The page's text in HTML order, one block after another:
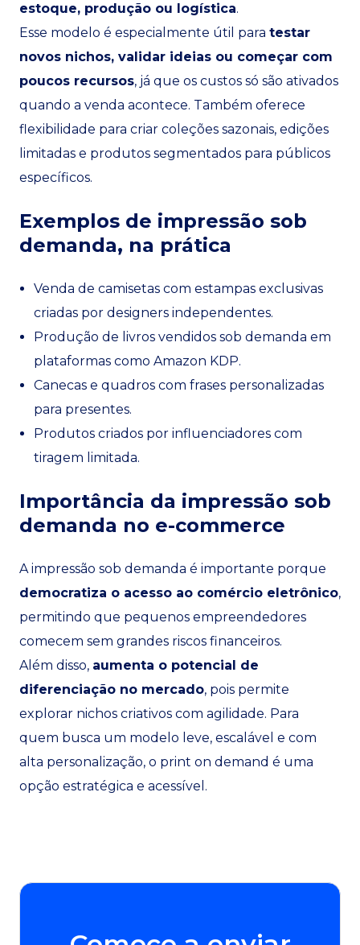
estoque, produção ou logística.
Esse modelo é especialmente útil para testar
novos nichos, validar ideias ou começar com
poucos recursos, já que os custos só são ativados
quando a venda acontece. Também oferece
flexibilidade para criar coleções sazonais, edições
limitadas e produtos segmentados para públicos
específicos.
Exemplos de impressão sob
demanda, na prática
Venda de camisetas com estampas exclusivas
criadas por designers independentes.
Produção de livros vendidos sob demanda em
plataformas como Amazon KDP.
Canecas e quadros com frases personalizadas
para presentes.
Produtos criados por influenciadores com
tiragem limitada.
Importância da impressão sob
demanda no e-commerce
A impressão sob demanda é importante porque
democratiza o acesso ao comércio eletrônico,
permitindo que pequenos empreendedores
comecem sem grandes riscos financeiros.
Além disso, aumenta o potencial de
diferenciação no mercado, pois permite
explorar nichos criativos com agilidade. Para
quem busca um modelo leve, escalável e com
alta personalização, o print on demand é uma
opção estratégica e acessível.